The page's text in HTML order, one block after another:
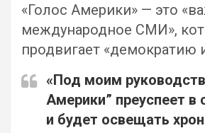
«Голос Америки» — это
международное СМИ»,
продвигает «демократию
«Под моим
Америки” преуспеет в
и будет освещать